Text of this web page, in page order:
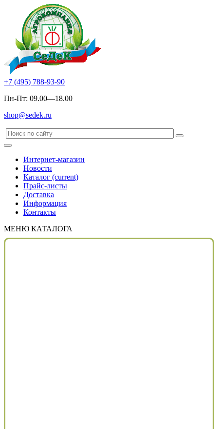
+7 (495) 788-93-90
Пн-Пт: 09.00—18.00
shop@sedek.ru
Интернет-магазин
Новости
Каталог (current)
Прайс-листы
Доставка
Информация
Контакты
МЕНЮ КАТАЛОГА